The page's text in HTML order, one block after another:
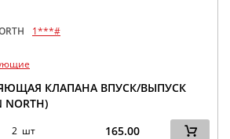
1***#
КЛАПАНА ВПУСК/ВЫПУСК
NORTH)
2 шт 165.00